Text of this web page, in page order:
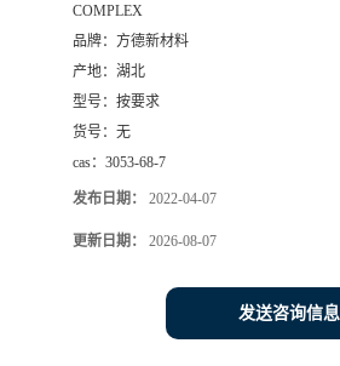
COMPLEX
品牌： 方德新材料
产地： 湖北
型号： 按要求
货号： 无
cas： 3053-68-7
发布日期： 2022-04-07
更新日期： 2026-08-07
发送咨询信息